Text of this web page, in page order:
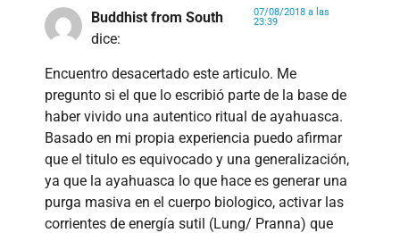
Buddhist from South
dice:
07/08/2018 a las
23:39
Encuentro desacertado este articulo. Me
pregunto si el que lo escribió parte de la base de
haber vivido una autentico ritual de ayahuasca.
Basado en mi propia experiencia puedo afirmar
que el titulo es equivocado y una generalización,
ya que la ayahuasca lo que hace es generar una
purga masiva en el cuerpo biologico, activar las
corrientes de energía sutil (Lung/ Pranna) que